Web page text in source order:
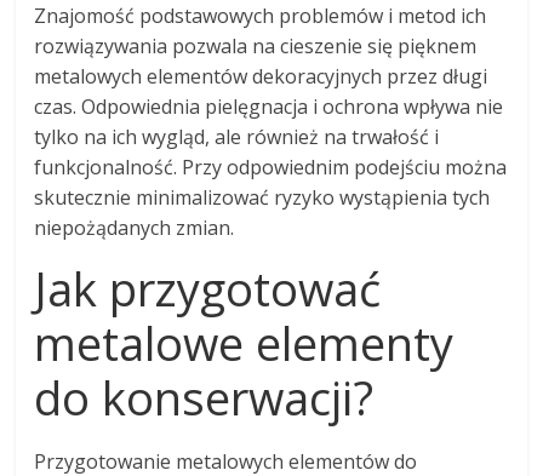
Znajomość podstawowych problemów i metod ich
rozwiązywania pozwala na cieszenie się pięknem
metalowych elementów dekoracyjnych przez długi
czas. Odpowiednia pielęgnacja i ochrona wpływa nie
tylko na ich wygląd, ale również na trwałość i
funkcjonalność. Przy odpowiednim podejściu można
skutecznie minimalizować ryzyko wystąpienia tych
niepożądanych zmian.
Jak przygotować
metalowe elementy
do konserwacji?
Przygotowanie metalowych elementów do